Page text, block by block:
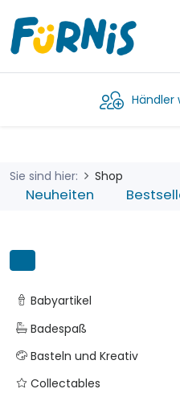
Händler
Sie sind hier: Shop
Neuheiten
Babyartikel
Badespaß
Basteln und Kreativ
Collectables